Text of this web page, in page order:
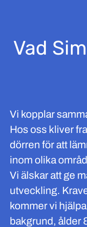
Vad
Vi kopplar
Hos oss kliver
dörren för att
inom olika
Vi älskar att ge
utveckling.
kommer vi
bakgrund, ålder